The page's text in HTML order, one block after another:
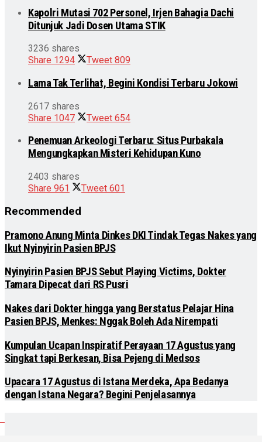
Kapolri Mutasi 702 Personel, Irjen Bahagia Dachi
Ditunjuk Jadi Dosen Utama STIK
3236 shares
Share 1294 Tweet 809
Lama Tak Terlihat, Begini Kondisi Terbaru Jokowi
2617 shares
Share 1047 Tweet 654
Penemuan Arkeologi Terbaru: Situs Purbakala
Mengungkapkan Misteri Kehidupan Kuno
2403 shares
Share 961 Tweet 601
Recommended
Pramono Anung Minta Dinkes DKI Tindak Tegas Nakes yang
Ikut Nyinyirin Pasien BPJS
Nyinyirin Pasien BPJS Sebut Playing Victims, Dokter
Tamara Dipecat dari RS Pusri
Nakes dari Dokter hingga yang Berstatus Pelajar Hina
Pasien BPJS, Menkes: Nggak Boleh Ada Nirempati
Kumpulan Ucapan Inspiratif Perayaan 17 Agustus yang
Singkat tapi Berkesan, Bisa Pejeng di Medsos
Upacara 17 Agustus di Istana Merdeka, Apa Bedanya
dengan Istana Negara? Begini Penjelasannya